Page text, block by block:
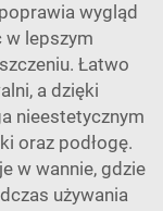
wygląd
w lepszym
Łatwo
a dzięki
nieestetycznym
oraz podłogę.
w wannie, gdzie
używania